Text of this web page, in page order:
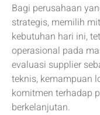
Bagi perusahaan
strategis, memilih
kebutuhan hari ini,
operasional pada
evaluasi supplier
teknis, kemampuan
komitmen terhadap
berkelanjutan.